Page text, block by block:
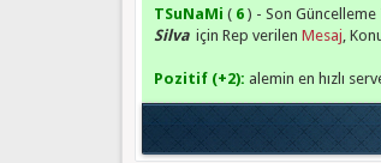
TSuNaMi ( 6 ) - Son
Silvaiçin Rep verilen Mesaj,
Pozitif (+2): alemin en hızlı